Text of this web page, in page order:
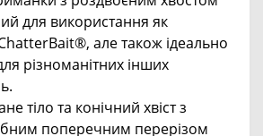
для використання як
але також ідеально
різноманітних інших
тіло та конічний хвіст з
поперечним перерізом